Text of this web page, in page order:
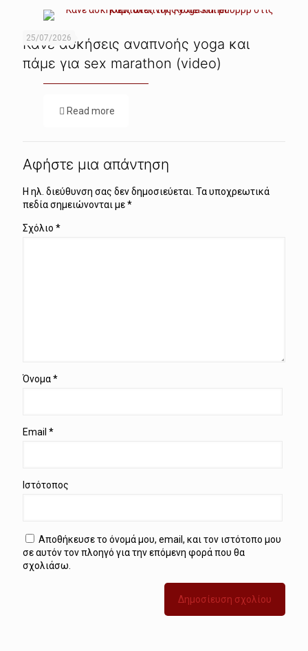
25/07/2026
Κάνε ασκήσεις αναπνοής yoga και
πάμε για sex marathon (video)
Read more
Αφήστε μια απάντηση
Η ηλ. διεύθυνση σας δεν δημοσιεύεται. Τα υποχρεωτικά
πεδία σημειώνονται με*
Σχόλιο *
Όνομα*
Email *
Ιστότοπος
Αποθήκευσε το όνομά μου, email, και τον ιστότοπο μου
σε αυτόν τον πλοηγό για την επόμενη φορά που θα
σχολιάσω.